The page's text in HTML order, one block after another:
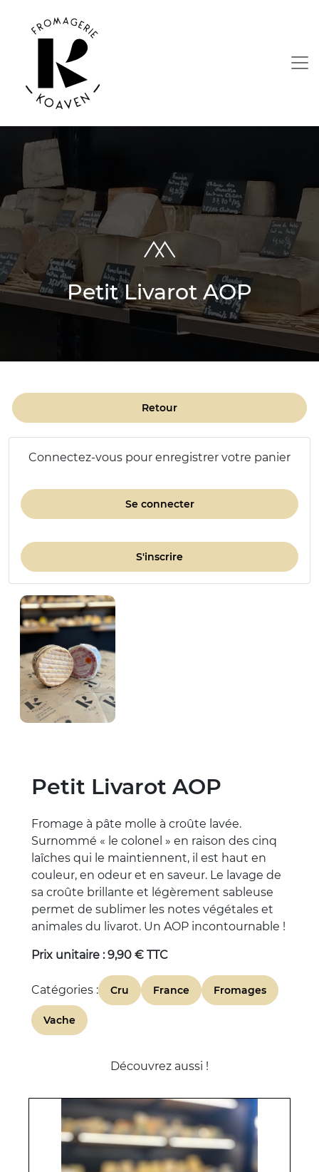
Petit Livarot AOP
Retour
Connectez-vous pour enregistrer votre panier
Se connecter
S'inscrire
Petit Livarot AOP
Fromage à pâte molle à croûte lavée.
Surnommé « le colonel » en raison des cinq
laîches qui le maintiennent, il est haut en
couleur, en odeur et en saveur. Le lavage de
sa croûte brillante et légèrement sableuse
permet de sublimer les notes végétales et
animales du livarot. Un AOP incontournable !
Prix unitaire : 9,90 € TTC
Catégories : Cru France Fromages
Vache
Découvrez aussi !